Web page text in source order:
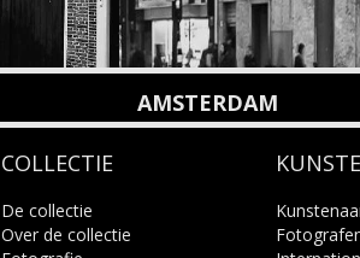
AMSTERDAM
1075 VX Amsterdam
COLLECTIE
De collectie
Over de collectie